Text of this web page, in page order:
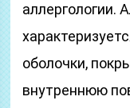
аллергологии.
оболочки,
внутреннюю